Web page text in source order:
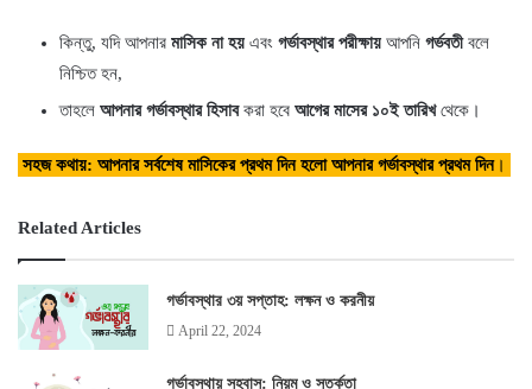
কিন্তু, যদি আপনার মাসিক না হয়এবং গর্ভাবস্থার পরীক্ষায়আপনি গর্ভবতীবলে
নিশ্চিত হন,
তাহলে আপনার গর্ভাবস্থার হিসাবকরা হবে আগের মাসের ১০ই তারিখথেকে।
সহজ কথায়: আপনার সর্বশেষ মাসিকের প্রথম দিন হলো আপনার গর্ভাবস্থার প্রথম দিন।
Related Articles
গর্ভাবস্থার ৩য় সপ্তাহ: লক্ষন ও করনীয়
April 22, 2024
গর্ভাবস্থায় সহবাস: নিয়ম ও সতর্কতা